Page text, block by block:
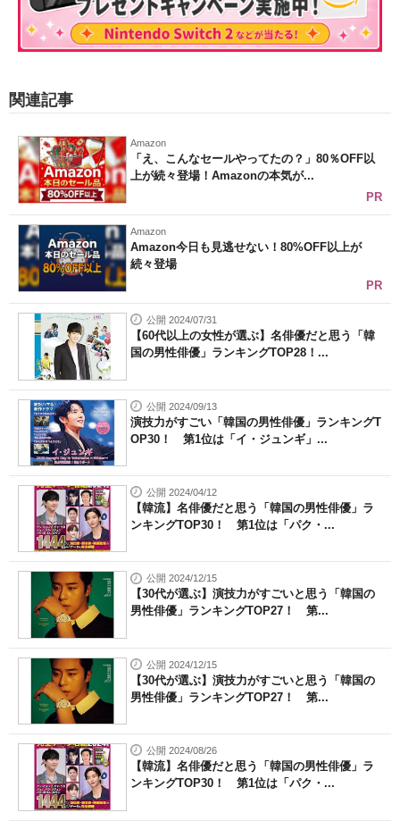
関連記事
Amazon
「え、こんなセールやってたの？」80％OFF以
上が続々登場！Amazonの本気が...
PR
Amazon
Amazon今日も見逃せない！80%OFF以上が
続々登場
PR
公開 2024/07/31
【60代以上の女性が選ぶ】名俳優だと思う「韓
国の男性俳優」ランキングTOP28！...
公開 2024/09/13
演技力がすごい「韓国の男性俳優」ランキングT
OP30！ 第1位は「イ・ジュンギ」...
公開 2024/04/12
【韓流】名俳優だと思う「韓国の男性俳優」ラ
ンキングTOP30！ 第1位は「パク・...
公開 2024/12/15
【30代が選ぶ】演技力がすごいと思う「韓国の
男性俳優」ランキングTOP27！ 第...
公開 2024/12/15
【30代が選ぶ】演技力がすごいと思う「韓国の
男性俳優」ランキングTOP27！ 第...
公開 2024/08/26
【韓流】名俳優だと思う「韓国の男性俳優」ラ
ンキングTOP30！ 第1位は「パク・...